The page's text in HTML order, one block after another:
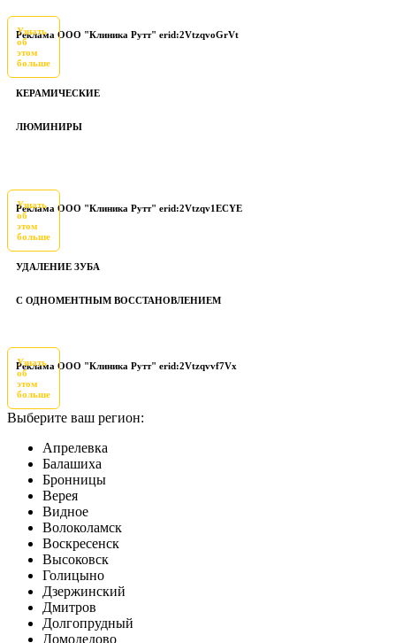
Реклама ООО "Клиника Рутт" erid:2VtzqvoGrVt
Узнать
об
этом
больше
КЕРАМИЧЕСКИЕ
ЛЮМИНИРЫ
Реклама ООО "Клиника Рутт" erid:2Vtzqv1ECYE
Узнать
об
этом
больше
УДАЛЕНИЕ ЗУБА
С ОДНОМЕНТНЫМ ВОССТАНОВЛЕНИЕМ
Реклама ООО "Клиника Рутт" erid:2Vtzqvvf7Vx
Узнать
об
этом
больше
Выберите ваш регион:
Апрелевка
Балашиха
Бронницы
Верея
Видное
Волоколамск
Воскресенск
Высоковск
Голицыно
Дзержинский
Дмитров
Долгопрудный
Домодедово